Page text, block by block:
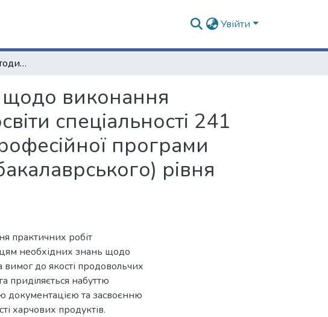
Увійти
Товарознавство : методичні рекомендації щодо виконання практичних робіт (для здобувачів вищої освіти спеціальності 241 «Готельно-ресторанна справа» освітньо професійної програми «Готельно-ресторанна справа» першого (бакалаврського) рівня вищої освіти) [Електронний ресурс]
щодо виконання
спеціальності 241
програми
рівня
практичних робіт
необхідних знань щодо
до якості продовольчих
приділяється набуттю
документацією та засвоєнню
харчових продуктів.